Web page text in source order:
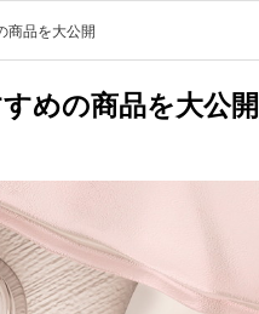
商品を大公開
めの商品を大公開